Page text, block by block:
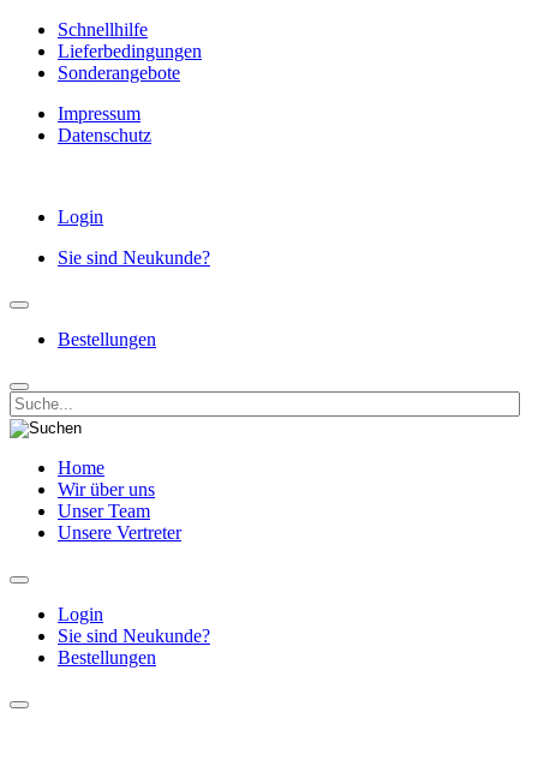
Schnellhilfe
Lieferbedingungen
Sonderangebote
Impressum
Datenschutz
Login
Sie sind Neukunde?
Bestellungen
Home
Wir über uns
Unser Team
Unsere Vertreter
Login
Sie sind Neukunde?
Bestellungen